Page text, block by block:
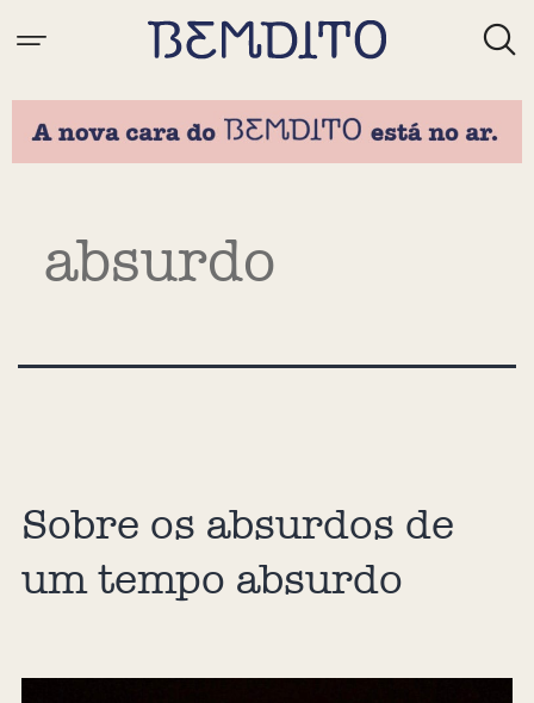
absurdo
Sobre os absurdos de
um tempo absurdo